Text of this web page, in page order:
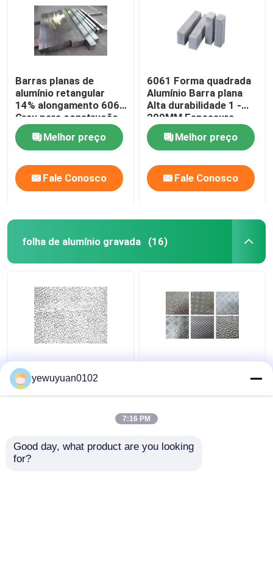
Barras planas de
alumínio retangular
14% alongamento 6061
Grau para construção
de aeronaves
Melhor preço
Fale Conosco
6061 Forma quadrada
Alumínio Barra plana
Alta durabilidade 1 -
200MM Espessura
Melhor preço
Fale Conosco
folha de alumínio gravada (16)
Comércio Estucado em
relevo bobina de
alumínio de baixa
Chapa de Alumínio
yewuyuan0102
7:16 PM
Good day, what product are you looking
for?